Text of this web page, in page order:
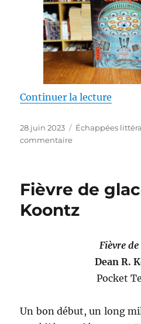
Continuer la lecture
Publié
le
28 juin 2023 Catégories
Échappées
commentairesur
F.
Wilson
Fièvre de
Koontz
Fièvre de
Dean R.
Pocket
Un bon début, un long